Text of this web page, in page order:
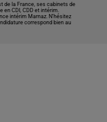
de la France, ses cabinets de
en CDI, CDD et intérim.
intérim Marnaz. N’hésitez
correspond bien au